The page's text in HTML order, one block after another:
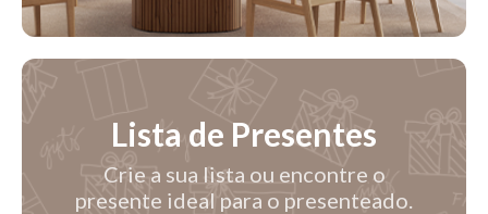
Lista de Presentes
Crie a sua lista ou encontre o
presente ideal para o presenteado.